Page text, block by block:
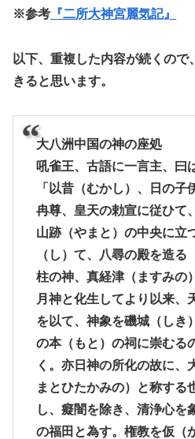
※参考 『二所大神宮麗気記』
以下、重複した内容が続くの
きると思います。
大八洲中国の神の座処
吼雀王、古語に一言主、曰
「以昔（むかし）、日の子
冉尊、皇天の勅宣に従ひて
山跡（やまと）の中央に立
（し）て、八尋の殿を造る
柱の神、真経津（ますみの
月神と化生してより以来、
を以て、神象を磯城（しき
の本（もと）の祠に崇むる
く。亦日神の所化の故に、
まとひたかみの）と称する
し、癡闇を除き、清浄心を
の福田と為す。権教を仮（